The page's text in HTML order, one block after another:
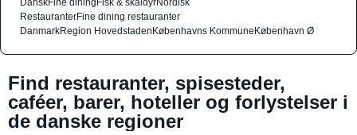
RestauranterFine dining restauranter
DanmarkRegion HovedstadenKøbenhavns KommuneKøbenhavn Ø
Find restauranter, spisesteder,
caféer, barer, hoteller og forlystelser i
de danske regioner